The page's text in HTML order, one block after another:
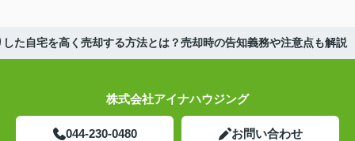
した自宅を高く売却する方法とは？売却時の告知義務や注意点も解説
株式会社アイナハウジング
044-230-0480 お問い合わせ